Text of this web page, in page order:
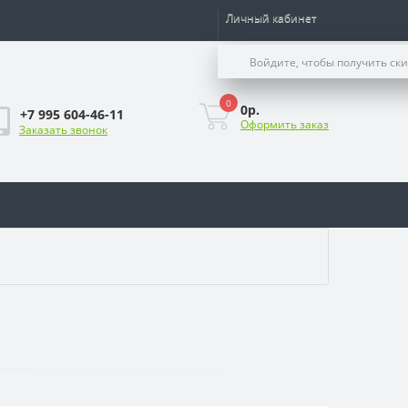
Личный кабинет
Войдите, чтобы получить
+7 995 604-46-11
Заказать звонок
0 0р.
Оформить заказ